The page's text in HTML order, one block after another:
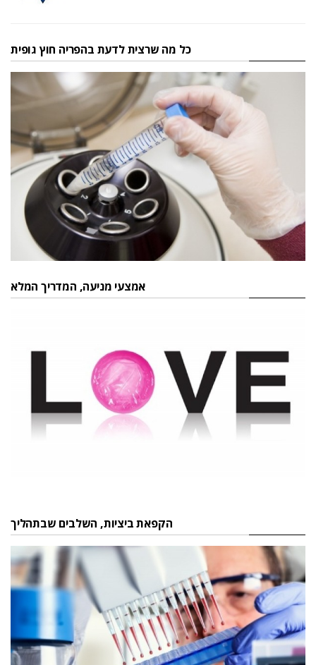
כל מה שרצית לדעת בהפריה חוץ גופית
אמצעי מניעה, המדריך המלא
הקפאת ביציות, השלבים שבתהליך